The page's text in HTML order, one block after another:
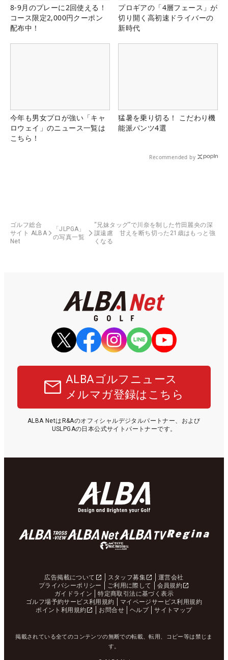
8-9月のプレーに2回使える！
コース限定2,000円クーポン
配布中！
プロギアの「4層フェース」が
切り開く高初速ドライバーの
新時代
今年も男女プロが強い「キャ
ロウェイ」のニュース一覧は
こちら！
猛暑を乗り切る！ こだわり機
能派パンツ4選
Recommended by
ゴルフ総合
サイト ALBA
Net
「JLPGA」
の写真一覧
“兄妹タッグ”で川奈を制した竹田麗央の深
謀遠慮 甘えを断ち切った21歳はもっと強
くなる
ALBAゴルフニュース
メルマガ登録はこちら
ALBA NetはR&Aのオフィシャルデジタルパートナー、および
USLPGAの日本公式サイトパートナーです。
広告掲載について スタッフ募集
運営会社
プライバシーポリシー
ご利用に際して
会員規約
ガイドライン
特定商取引法に基づく表示
ゴルフ場予約サービス利用規約
マイページサービス利用規約
ポイント利用規約
お問合せ ヘルプ サイトマップ
掲載されている全てのコンテンツの無断での転載、転用、コピー等は禁じま
す。